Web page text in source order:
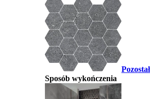
Sposób wykończenia